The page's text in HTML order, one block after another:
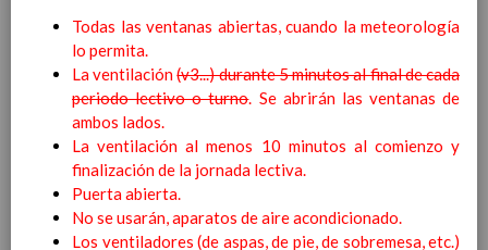
ContribuciÃ³n del Ã¡rea a
ConcreciÃ³n curricular
para la etapa. Perfiles de
competencias
Ãrea de MatemÃ¡ticas
ContribuciÃ³n del Ã¡rea a
Todas las ventanas abiertas, cuando la meteorología
lo permita.
La ventilación(v3...) durante 5 minutos al final de cada
periodo lectivo o turno. Se abrirán las ventanas de
ambos lados.
La ventilación al menos 10 minutos al comienzo y
finalización de la jornada lectiva.
Puerta abierta.
No se usarán, aparatos de aire acondicionado.
Los ventiladores (de aspas, de pie, de sobremesa, etc.)